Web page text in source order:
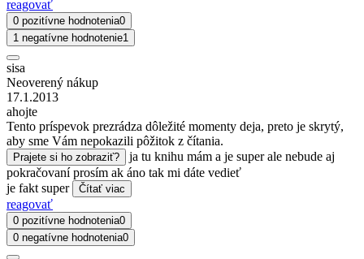
reagovať
0 pozitívne hodnotenia0
1 negatívne hodnotenie1
sisa
Neoverený nákup
17.1.2013
ahojte
Tento príspevok prezrádza dôležité momenty deja, preto je skrytý,
aby sme Vám nepokazili pôžitok z čítania.
Prajete si ho zobraziť?
ja tu knihu mám a je super ale nebude aj
pokračovaní prosím ak áno tak mi dáte vedieť
je fakt super
Čítať viac
reagovať
0 pozitívne hodnotenia0
0 negatívne hodnotenia0